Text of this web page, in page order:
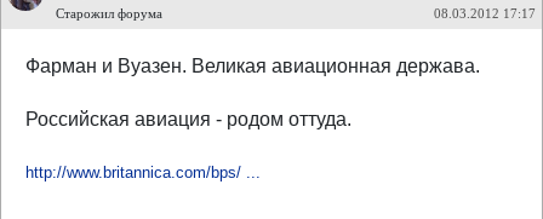
Старожил форума 08.03.2012 17:17
Фарман и Вуазен. Великая авиационная держава.
Российская авиация - родом оттуда.
http://www.britannica.com/bps/ ...